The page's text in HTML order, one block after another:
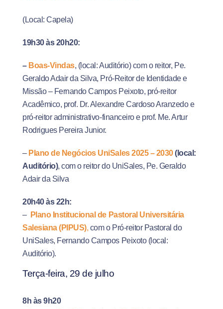
(Local: Capela)
19h30 às 20h20:
– Boas-Vindas, (local: Auditório) com o reitor, Pe.
Geraldo Adair da Silva, Pró-Reitor de Identidade e
Missão – Fernando Campos Peixoto, pró-reitor
Acadêmico, prof. Dr. Alexandre Cardoso Aranzedo e
pró-reitor administrativo-financeiro e prof. Me. Artur
Rodrigues Pereira Junior.
– Plano de Negócios UniSales 2025 – 2030 (local:
Auditório), com o reitor do UniSales, Pe. Geraldo
Adair da Silva
20h40 às 22h:
– Plano Institucional de Pastoral Universitária
Salesiana (PIPUS), com o Pró-reitor Pastoral do
UniSales, Fernando Campos Peixoto (local:
Auditório).
Terça-feira, 29 de julho
8h às 9h20